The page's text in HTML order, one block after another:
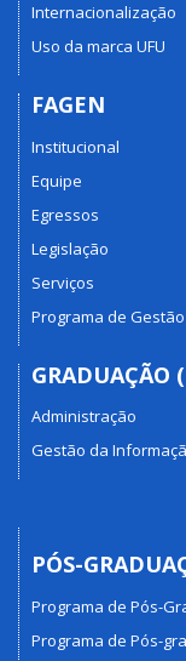
Internacionalização
Uso da marca UFU
FAGEN
Institucional
Equipe
Egressos
Legislação
Serviços
Programa de Gestão
GRADUAÇÃO
Administração
Gestão da
PÓS-
Programa de Pós-
Programa de Pós-